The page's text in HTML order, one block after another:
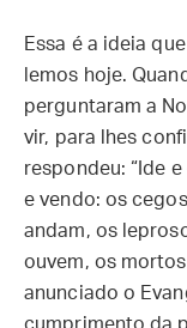
Essa é a ideia
lemos hoje.
perguntaram a
vir, para lhes
respondeu: “Ide
e vendo: os
andam, os
ouvem, os
anunciado o